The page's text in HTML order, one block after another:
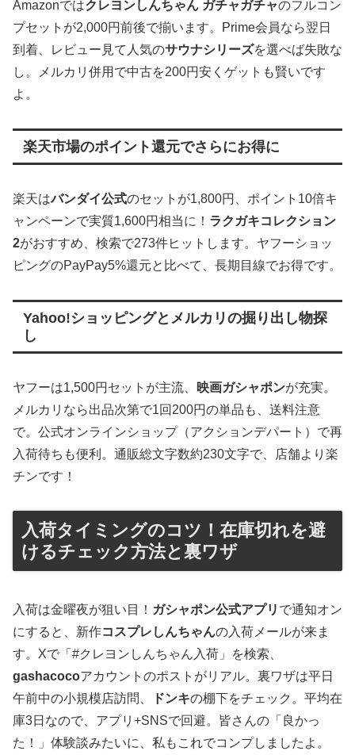
Amazonではクレヨンしんちゃん ガチャガチャのフルコン
プセットが2,000円前後で揃います。Prime会員なら翌日
到着、レビュー見て人気のサウナシリーズを選べば失敗な
し。メルカリ併用で中古を200円安くゲットも賢いです
よ。
楽天市場のポイント還元でさらにお得に
楽天はバンダイ公式のセットが1,800円、ポイント10倍キ
ャンペーンで実質1,600円相当に！ ラクガキコレクション
2がおすすめ、検索で273件ヒットします。ヤフーショッ
ピングのPayPay5%還元と比べて、長期目線でお得です。
Yahoo!ショッピングとメルカリの掘り出し物探
し
ヤフーは1,500円セットが主流、 映画ガシャポンが充実。
メルカリなら出品次第で1回200円の単品も、送料注意
で。公式オンラインショップ（アクションデパート）で再
入荷待ちも便利。通販総文字数約230文字で、店舗より楽
チンです！
入荷タイミングのコツ！在庫切れを避
けるチェック方法と裏ワザ
入荷は金曜夜が狙い目！ ガシャポン公式アプリ で通知オン
にすると、新作コスプレしんちゃんの入荷メールが来ま
す。Xで「#クレヨンしんちゃん入荷」を検索、
gashacocoアカウントのポストがリアル。裏ワザは平日
午前中の小規模店訪問、
ドンキの棚下をチェック。平均在
庫3日なので、アプリ+SNSで回避。皆さんの「良かっ
た！」体験談みたいに、私もこれでコンプしましたよ。